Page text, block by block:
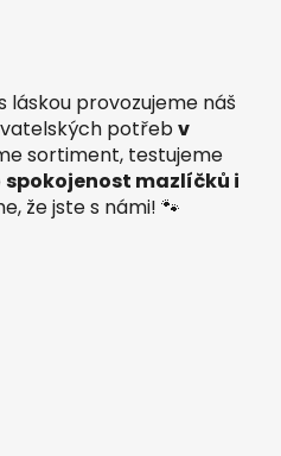
láskou provozujeme náš
potřebv
sortiment, testujeme
spokojenost mazlíčků i
že jste s námi! 🐾